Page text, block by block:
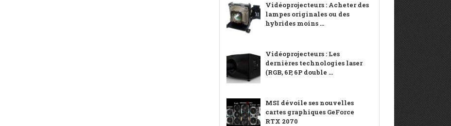
Vidéoprojecteurs : Acheter des
lampes originales ou des
hybrides moins ...
Vidéoprojecteurs : Les
dernières technologies laser
(RGB, 6P, 6P double ...
MSI dévoile ses nouvelles
cartes graphiques GeForce
RTX 2070